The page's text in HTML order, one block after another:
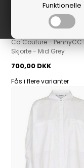
Funktionelle
Co'Couture
Co´Couture - PennyCC
Skjorte - Mid Grey
700,00 DKK
Fås i flere varianter